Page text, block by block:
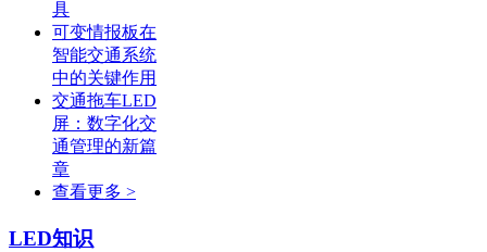
具
可变情报板在
智能交通系统
中的关键作用
交通拖车LED
屏：数字化交
通管理的新篇
章
查看更多 >
LED知识